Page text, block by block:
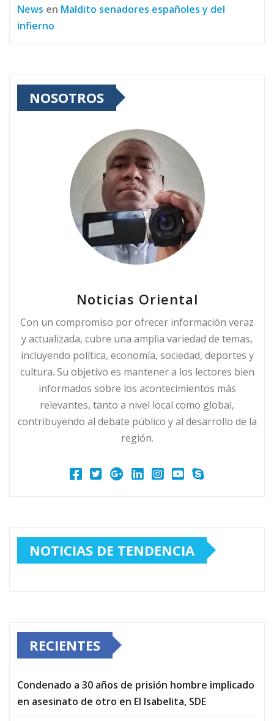
News en Maldito senadores españoles y del
infierno
NOSOTROS
Noticias Oriental
Con un compromiso por ofrecer información veraz
y actualizada, cubre una amplia variedad de temas,
incluyendo política, economía, sociedad, deportes y
cultura. Su objetivo es mantener a los lectores bien
informados sobre los acontecimientos más
relevantes, tanto a nivel local como global,
contribuyendo al debate público y al desarrollo de la
región.
NOTICIAS DE TENDENCIA
RECIENTES
Condenado a 30 años de prisión hombre implicado
en asesinato de otro en El Isabelita, SDE